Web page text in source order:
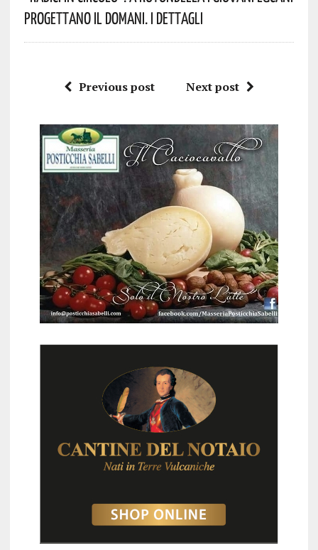
Progettano Il Domani. I Dettagli
Previous post Next post